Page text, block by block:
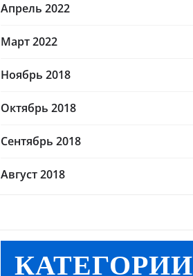
Апрель 2022
Март 2022
Ноябрь 2018
Октябрь 2018
Сентябрь 2018
Август 2018
КАТЕГОРИИ